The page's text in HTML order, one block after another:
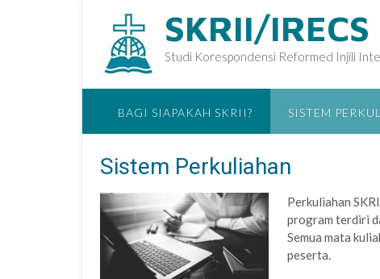
SKRII/IRECS
Studi Korespondensi Reformed Injili
BAGI SIAPAKAH SKRII? SISTEM
Sistem Perkuliahan
Perkuliahan
program terdiri
Semua mata
peserta.